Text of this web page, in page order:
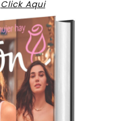
Click Aqui